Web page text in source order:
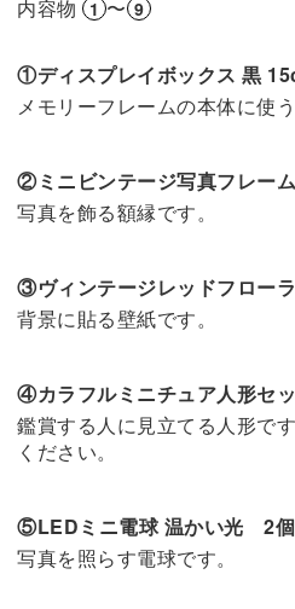
内容物 1 〜 9
①ディスプレイボックス 黒
メモリーフレームの本体に使う
②ミニビンテージ写真フレー
写真を飾る額縁です。
③ヴィンテージレッドフロー
背景に貼る壁紙です。
④カラフルミニチュア人形セ
鑑賞する人に見立てる人形で
ください。
⑤LEDミニ電球 温かい光 2個
写真を照らす電球です。